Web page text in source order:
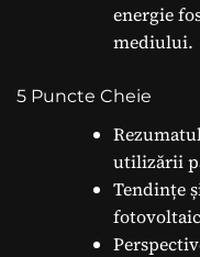
energie
mediului.
5 Puncte Cheie
utilizării
Tendințe